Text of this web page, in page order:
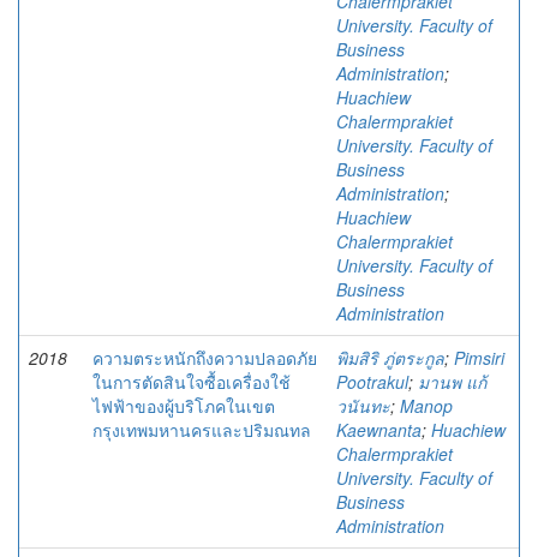
University. Faculty of
Business
Administration;
Huachiew
Chalermprakiet
University. Faculty of
Business
Administration;
Huachiew
Chalermprakiet
University. Faculty of
Business
Administration
2018
ความตระหนักถึงความปลอดภัย
ในการตัดสินใจซื้อเครื่องใช้
ไฟฟ้าของผู้บริโภคในเขต
กรุงเทพมหานครและปริมณทล
พิมสิริ ภู่ตระกูล; Pimsiri
Pootrakul; มานพ แก้
วนันทะ; Manop
Kaewnanta; Huachiew
Chalermprakiet
University. Faculty of
Business
Administration